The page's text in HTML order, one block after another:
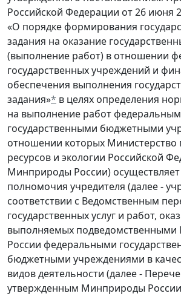
Российской Федерации от 26 июня
«О порядке формирования
задания на оказание
(выполнение работ) в отношении
государственных учреждений и
обеспечения выполнения
задания»* в целях определения
на выполнение работ
государственными бюджетными
отношении которых Министерство
ресурсов и экологии Российской
Минприроды России)
полномочия учредителя (далее -
соответствии с Ведомственным
государственных услуг и работ,
выполняемых
России федеральными
бюджетными учреждениями в
видов деятельности (далее -
утвержденным Минприроды